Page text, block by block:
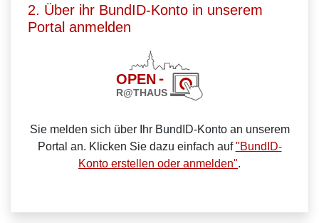
2. Über ihr BundID-Konto in unserem
Portal anmelden
Sie melden sich über Ihr BundID-Konto an unserem
Portal an. Klicken Sie dazu einfach auf"BundID-
Konto erstellen oder anmelden".